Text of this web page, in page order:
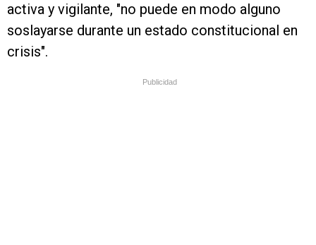
activa y vigilante, "no puede en modo alguno
soslayarse durante un estado constitucional en
crisis".
Publicidad